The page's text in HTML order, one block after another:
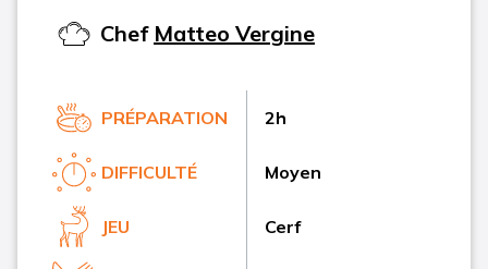
Chef Matteo Vergine
PRÉPARATION 2h
DIFFICULTÉ Moyen
JEU Cerf